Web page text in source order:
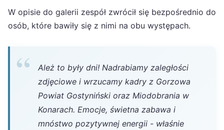
W opisie do galerii zespół zwrócił się bezpośrednio do
osób, które bawiły się z nimi na obu występach.
Ależ to były dni! Nadrabiamy zaległości
zdjęciowe i wrzucamy kadry z Gorzowa
Powiat Gostyniński oraz Miodobrania w
Konarach. Emocje, świetna zabawa i
mnóstwo pozytywnej energii - właśnie